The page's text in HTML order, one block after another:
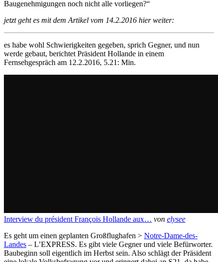
Baugenehmigungen noch nicht alle vorliegen?“
jetzt geht es mit dem Artikel vom 14.2.2016 hier weiter:
es habe wohl Schwierigkeiten gegeben, sprich Gegner, und nun
werde gebaut, berichtet Präsident Hollande in einem
Fernsehgespräch am 12.2.2016, 5.21: Min.
Interview du président François Hollande aux… von elysee
Es geht um einen geplanten Großflughafen > Notre-Dame-des-
Landes – L’EXPRESS. Es gibt viele Gegner und viele Befürworter.
Baubeginn soll eigentlich im Herbst sein. Also schlägt der Präsident